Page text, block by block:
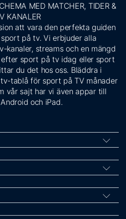
MED MATCHER, TIDER &
KANALER
att vara den perfekta guiden
på tv. Vi erbjuder alla
kanaler, streams och en mängd
efter sport på tv idag eller sport
du det hos oss. Bläddra i
tablå för sport på TV månader
vår sajt har vi även appar till
och iPad.